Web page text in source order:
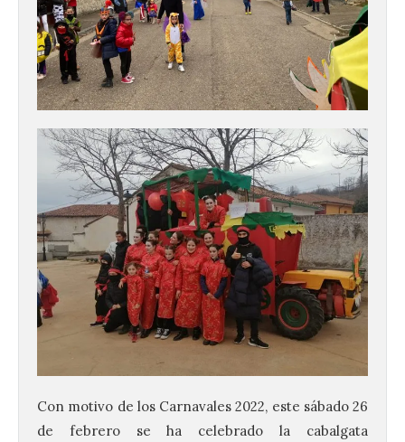
Con motivo de los Carnavales 2022, este sábado 26
de febrero se ha celebrado la cabalgata